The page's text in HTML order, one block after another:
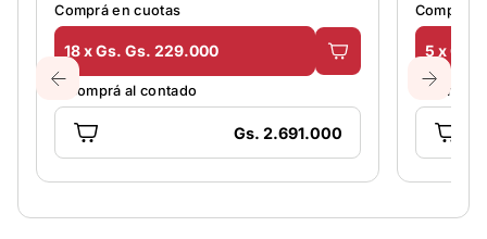
Comprá en cuotas
18 x Gs. Gs. 229.000
O comprá al contado
Gs. 2.691.000
Comprá
5 x Gs.
O